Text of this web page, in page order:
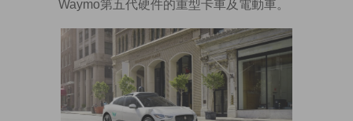
Waymo第五代硬件的重型卡車及電動車。